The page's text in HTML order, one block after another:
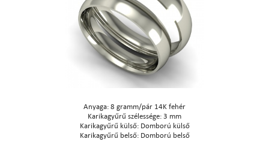
Anyaga: 8 gramm/pár 14K fehér
Karikagyűrű szélessége: 3 mm
Karikagyűrű külső: Domború külső
Karikagyűrű belső: Domború belső